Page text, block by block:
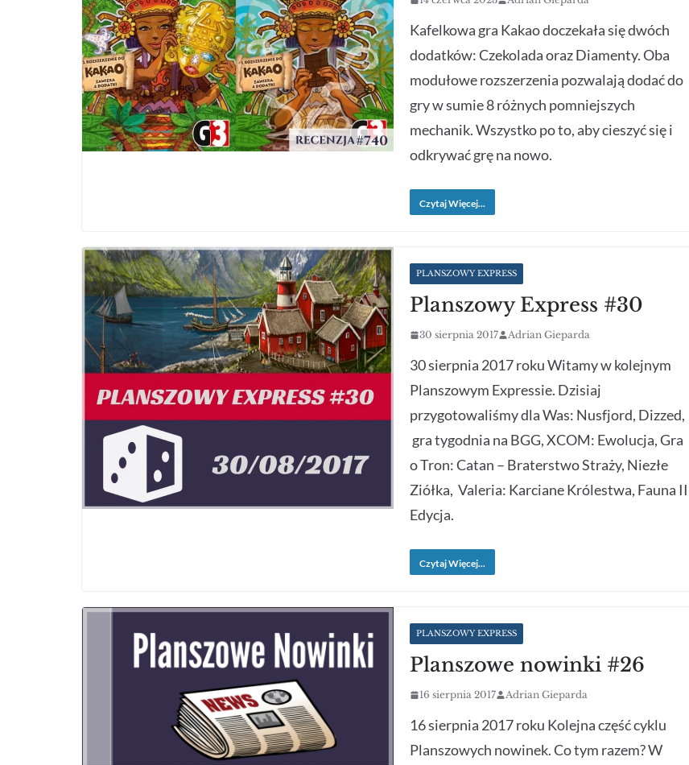
Kafelkowa gra Kakao doczekała się dwóch
dodatków: Czekolada oraz Diamenty. Oba
modułowe rozszerzenia pozwalają dodać do
gry w sumie 8 różnych pomniejszych
mechanik. Wszystko po to, aby cieszyć się i
odkrywać grę na nowo.
Czytaj Więcej...
PLANSZOWY EXPRESS
Planszowy Express #30
30 sierpnia 2017 Adrian Gieparda
30 sierpnia 2017 roku Witamy w kolejnym
Planszowym Expressie. Dzisiaj
przygotowaliśmy dla Was: Nusfjord, Dizzed,
gra tygodnia na BGG, XCOM: Ewolucja, Gra
o Tron: Catan – Braterstwo Straży, Niezłe
Ziółka, Valeria: Karciane Królestwa, Fauna II
Edycja.
Czytaj Więcej...
PLANSZOWY EXPRESS
Planszowe nowinki #26
16 sierpnia 2017 Adrian Gieparda
16 sierpnia 2017 roku Kolejna część cyklu
Planszowych nowinek. Co tym razem? W